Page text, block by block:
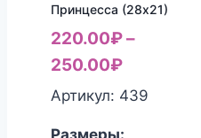
Принцесса (28х21)
220.00₽–
250.00₽
Артикул: 439